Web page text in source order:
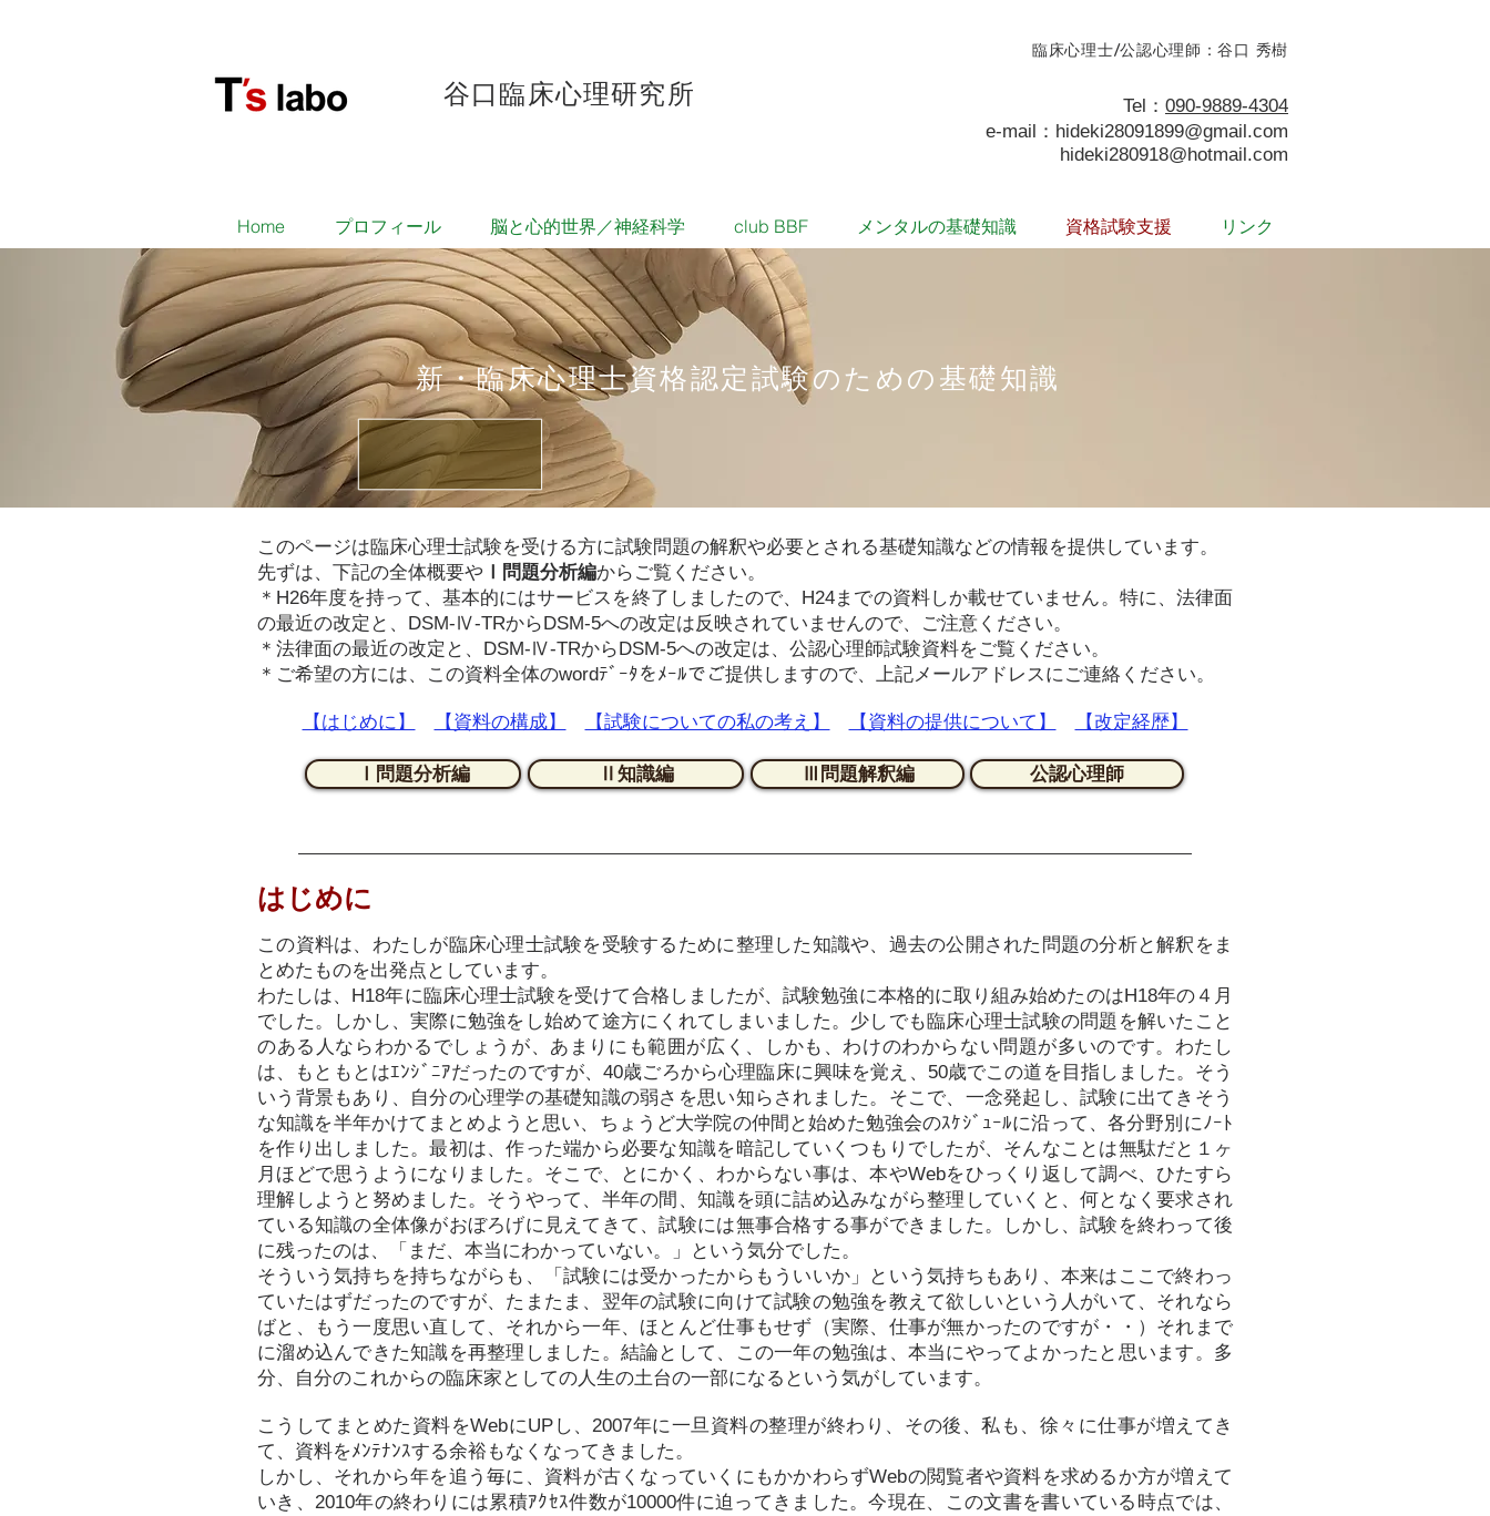
臨床心理士/公認心理師：谷口 秀樹
Tel： 090-9889-4304
e-mail： hideki28091899@gmail.com
hideki280918@hotmail.com
谷口臨床心理研究所
Home プロフィール 脳と心的世界／神経科学 club BBF メンタルの基礎知識 資格試験支援 リンク
​新・臨床心理士資格認定試験のための基礎知識​
このページは臨床心理士試験を受ける方に試験問題の解釈や必要とされる基礎知識などの情報を提供しています。
先ずは、下記の全体概要や Ⅰ問題分析編からご覧ください。
＊H26年度を持って、基本的にはサービスを終了しましたので、H24までの資料しか載せていません。特に、法律面
の最近の改定と、DSM-Ⅳ-TRからDSM-5への改定は反映されていませんので、ご注意ください。
＊法律面の最近の改定と、DSM-Ⅳ-TRからDSM-5への改定は、公認心理師試験資料をご覧ください。
＊ご希望の方には、この資料全体のwordﾃﾞｰﾀをﾒｰﾙでご提供しますので、上記メールアドレスにご連絡ください。
【はじめに】 【資料の構成】 【試験についての私の考え】 【資料の提供について】 【改定経歴】
Ⅰ問題分析編 Ⅱ知識編 Ⅲ問題解釈編 公認心理師
はじめに
この資料は、わたしが臨床心理士試験を受験するために整理した知識や、過去の公開された問題の分析と解釈をま
とめたものを出発点としています。
わたしは、H18年に臨床心理士試験を受けて合格しましたが、試験勉強に本格的に取り組み始めたのはH18年の４月
でした。しかし、実際に勉強をし始めて途方にくれてしまいました。少しでも臨床心理士試験の問題を解いたこと
のある人ならわかるでしょうが、あまりにも範囲が広く、しかも、わけのわからない問題が多いのです。わたし
は、もともとはｴﾝｼﾞﾆｱだったのですが、40歳ごろから心理臨床に興味を覚え、50歳でこの道を目指しました。そう
いう背景もあり、自分の心理学の基礎知識の弱さを思い知らされました。そこで、一念発起し、試験に出てきそう
な知識を半年かけてまとめようと思い、ちょうど大学院の仲間と始めた勉強会のｽｹｼﾞｭｰﾙに沿って、各分野別にﾉｰﾄ
を作り出しました。最初は、作った端から必要な知識を暗記していくつもりでしたが、そんなことは無駄だと１ヶ
月ほどで思うようになりました。そこで、とにかく、わからない事は、本やWebをひっくり返して調べ、ひたすら
理解しようと努めました。そうやって、半年の間、知識を頭に詰め込みながら整理していくと、何となく要求され
ている知識の全体像がおぼろげに見えてきて、試験には無事合格する事ができました。しかし、試験を終わって後
に残ったのは、「まだ、本当にわかっていない。」という気分でした。
そういう気持ちを持ちながらも、「試験には受かったからもういいか」という気持ちもあり、本来はここで終わっ
ていたはずだったのですが、たまたま、翌年の試験に向けて試験の勉強を教えて欲しいという人がいて、それなら
ばと、もう一度思い直して、それから一年、ほとんど仕事もせず（実際、仕事が無かったのですが・・）それまで
に溜め込んできた知識を再整理しました。結論として、この一年の勉強は、本当にやってよかったと思います。多
分、自分のこれからの臨床家としての人生の土台の一部になるという気がしています。
こうしてまとめた資料をWebにUPし、2007年に一旦資料の整理が終わり、その後、私も、徐々に仕事が増えてき
て、資料をﾒﾝﾃﾅﾝｽする余裕もなくなってきました。
しかし、それから年を追う毎に、資料が古くなっていくにもかかわらずWebの閲覧者や資料を求めるか方が増えて
いき、2010年の終わりには累積ｱｸｾｽ件数が10000件に迫ってきました。今現在、この文書を書いている時点では、